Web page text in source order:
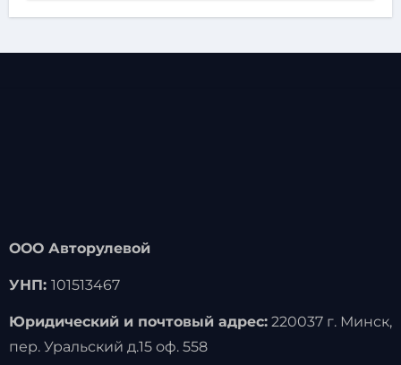
ООО Авторулевой
УНП: 101513467
Юридический и почтовый адрес:220037 г. Минск,
пер. Уральский д.15 оф. 558